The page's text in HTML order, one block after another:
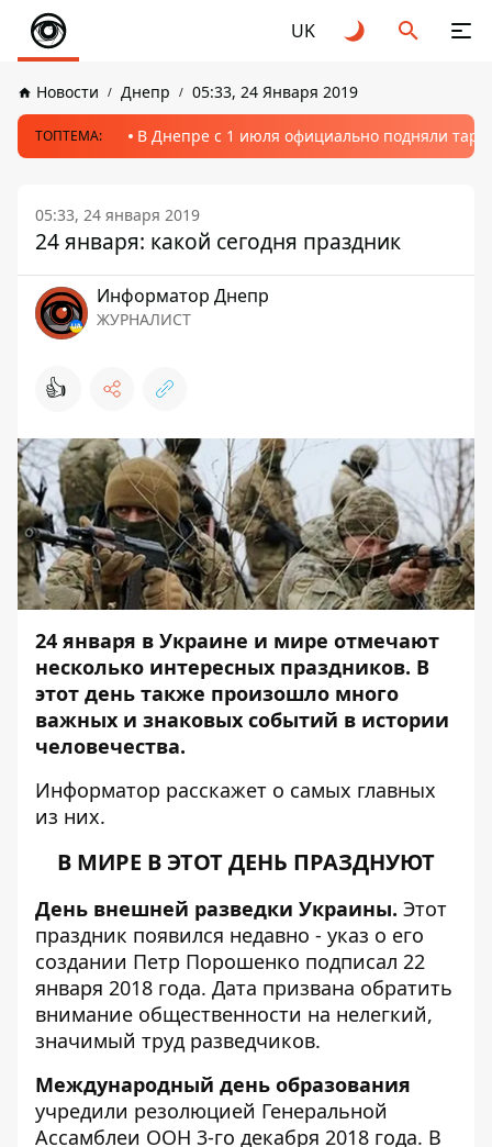
UK
Новости Днепр 05:33, 24 Января 2019
ТОПТЕМА: В Днепре с 1 июля официально подняли
05:33, 24 января 2019
24 января: какой сегодня праздник
Информатор Днепр
ЖУРНАЛИСТ
👍
24 января в Украине и мире отмечают
несколько интересных праздников. В
этот день также произошло много
важных и знаковых событий в истории
человечества.
Информатор расскажет о самых главных
из них.
В МИРЕ В ЭТОТ ДЕНЬ ПРАЗДНУЮТ
День внешней разведки Украины. Этот
праздник появился недавно - указ о его
создании Петр Порошенко подписал 22
января 2018 года. Дата призвана обратить
внимание общественности на нелегкий,
значимый труд разведчиков.
Международный день образования
учредили резолюцией Генеральной
Ассамблеи ООН 3-го декабря 2018 года. В